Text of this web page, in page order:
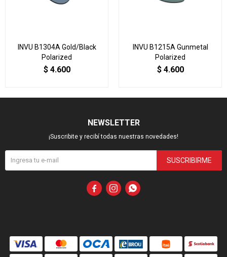
INVU B1304A Gold/Black
Polarized
$ 4.600
INVU B1215A Gunmetal
Polarized
$ 4.600
NEWSLETTER
¡Suscribite y recibí todas nuestras novedades!
SUSCRIBIRME
  